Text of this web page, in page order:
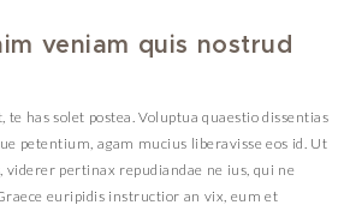
veniam quis nostrud
has solet postea. Voluptua quaestio dissentias
petentium, agam mucius liberavisse eos id. Ut
viderer pertinax repudiandae ne ius, qui ne
euripidis instructior an vix, eum et